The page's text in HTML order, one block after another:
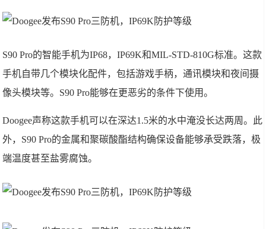
S90 Pro的智能手机为IP68，IP69K和MIL-STD-810G标准。这款
手机自带几个模块化配件，包括游戏手柄，通讯模块和夜间摄
像头模块等。S90 Pro能够在更恶劣的条件下使用。
Doogee声称这款手机可以在深达1.5米的水中淹没长达两周。此
外，S90 Pro的金属和聚碳酸酯结构确保设备能够承受跌落，极
端温度甚至盐雾腐蚀。